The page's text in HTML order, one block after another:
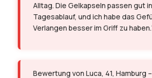
Alltag. Die Gelkapseln passen gut
Tagesablauf, und ich habe das
Verlangen besser im Griff zu
Bewertung von Luca, 41, Hamburg –